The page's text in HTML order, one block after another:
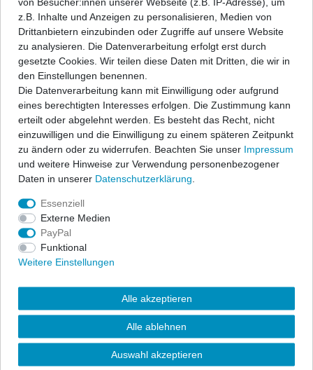
Durch die Auswahl vieler individuell einsetzbarer Endrohre ist eine
Lagerhaltung nicht möglich. Die Modifizierung des
Endschalldämpfers wird daher erst nach Bestelleingang in den
laufenden Produktionsablauf eingeplant. Die gewünschten
Endrohre werden dann erst am Schalldämpfer angeschweißt.
Dieser Prozess benötigt einiges an Zeit, daher ist hier eine
verlängerte Bearbeitungs- u. Lieferzeit angegeben.
z.B. Inhalte und Anzeigen zu personalisieren, Medien von
Drittanbietern einzubinden oder Zugriffe auf unsere Website
zu analysieren. Die Datenverarbeitung erfolgt erst durch
gesetzte Cookies. Wir teilen diese Daten mit Dritten, die wir in
den Einstellungen benennen.
Die Datenverarbeitung kann mit Einwilligung oder aufgrund
eines berechtigten Interesses erfolgen. Die Zustimmung kann
erteilt oder abgelehnt werden. Es besteht das Recht, nicht
einzuwilligen und die Einwilligung zu einem späteren Zeitpunkt
zu ändern oder zu widerrufen. Beachten Sie unser Impressum
und weitere Hinweise zur Verwendung personenbezogener
Daten in unserer Daten­schutz­erklärung
Essenziell
Externe Medien
PayPal
Funktional
Weitere Einstellungen
Alle akzeptieren
Alle ablehnen
Auswahl akzeptieren